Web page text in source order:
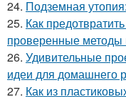
24. Подземная
25. Как
проверенные методы
26. Удивительные
идеи для домашнего
27. Как из